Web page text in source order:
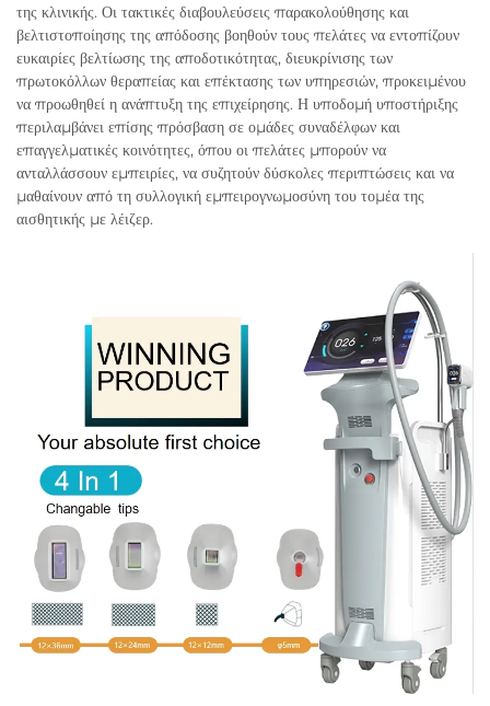
της κλινικής. Οι τακτικές διαβουλεύσεις παρακολούθησης και
βελτιστοποίησης της απόδοσης βοηθούν τους πελάτες να εντοπίζουν
ευκαιρίες βελτίωσης της αποδοτικότητας, διευκρίνισης των
πρωτοκόλλων θεραπείας και επέκτασης των υπηρεσιών, προκειμένου
να προωθηθεί η ανάπτυξη της επιχείρησης. Η υποδομή υποστήριξης
περιλαμβάνει επίσης πρόσβαση σε ομάδες συναδέλφων και
επαγγελματικές κοινότητες, όπου οι πελάτες μπορούν να
ανταλλάσσουν εμπειρίες, να συζητούν δύσκολες περιπτώσεις και να
μαθαίνουν από τη συλλογική εμπειρογνωμοσύνη του τομέα της
αισθητικής με λέιζερ.